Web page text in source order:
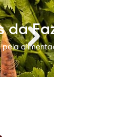
da Fazenda
pela alimentação com sabor